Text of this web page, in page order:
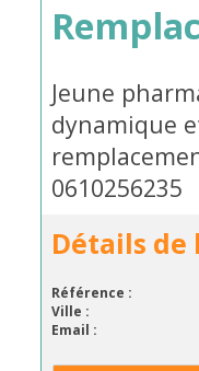
Jeune
dynamique
0610256235
Détails
Référence :
Ville :
Email :